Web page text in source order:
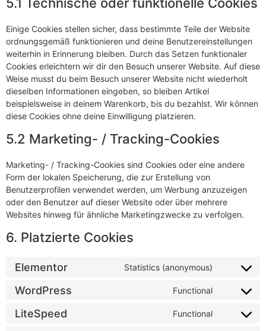
Einige Cookies stellen sicher, dass bestimmte Teile der Website
ordnungsgemäß funktionieren und deine Benutzereinstellungen
weiterhin in Erinnerung bleiben. Durch das Setzen funktionaler
Cookies erleichtern wir dir den Besuch unserer Website. Auf diese
Weise musst du beim Besuch unserer Website nicht wiederholt
dieselben Informationen eingeben, so bleiben Artikel
beispielsweise in deinem Warenkorb, bis du bezahlst. Wir können
diese Cookies ohne deine Einwilligung platzieren.
5.2 Marketing- / Tracking-Cookies
Marketing- / Tracking-Cookies sind Cookies oder eine andere
Form der lokalen Speicherung, die zur Erstellung von
Benutzerprofilen verwendet werden, um Werbung anzuzeigen
oder den Benutzer auf dieser Website oder über mehrere
Websites hinweg für ähnliche Marketingzwecke zu verfolgen.
6. Platzierte Cookies
Elementor Statistics (anonymous)
Consent
service
elementor
WordPress Functional
Consent
service
wordpress
LiteSpeed Functional
Consent